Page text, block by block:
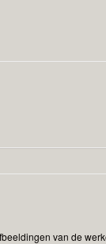
van de